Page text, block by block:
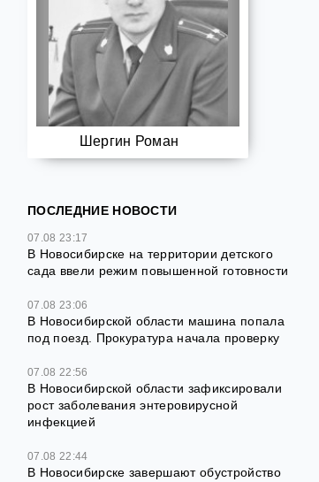
Шергин Роман
ПОСЛЕДНИЕ НОВОСТИ
07.08 23:17
В Новосибирске на территории детского
сада ввели режим повышенной готовности
07.08 23:06
В Новосибирской области машина попала
под поезд. Прокуратура начала проверку
07.08 22:56
В Новосибирской области зафиксировали
рост заболевания энтеровирусной
инфекцией
07.08 22:44
В Новосибирске завершают обустройство